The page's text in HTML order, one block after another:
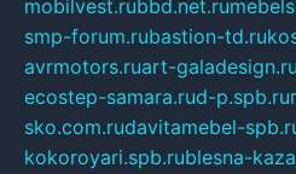
mobilvest.rubbd.net.ru
smp-forum.rubastion-td.ru
avrmotors.ruart-galadesign.ru
ecostep-samara.rud-p.spb.ru
sko.com.rudavitamebel-
kokoroyari.spb.rublesna-